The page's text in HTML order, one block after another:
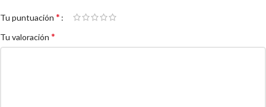
Tu puntuación *
Tu valoración *